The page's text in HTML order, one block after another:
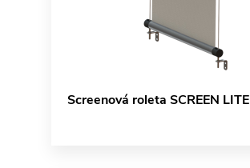
Screenová roleta SCREEN LITE